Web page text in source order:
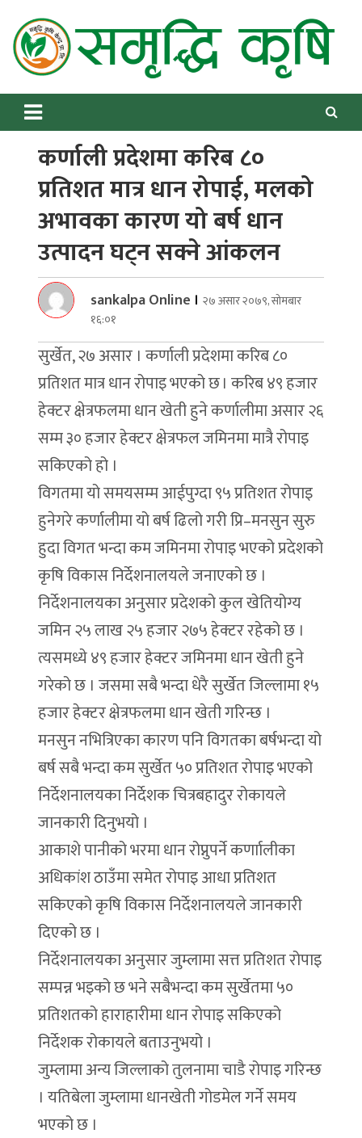
to
content
Samriddhikrishi
Online News Portal
कर्णाली प्रदेशमा करिब ८०
प्रतिशत मात्र धान रोपाई, मलको
अभावका कारण यो बर्ष धान
उत्पादन घट्न सक्ने आंकलन
sankalpa Online । २७ असार २०७९, सोमबार
१६:०१
सुर्खेत, २७ असार । कर्णाली प्रदेशमा करिब ८०
प्रतिशत मात्र धान रोपाइ भएको छ । करिब ४९ हजार
हेक्टर क्षेत्रफलमा धान खेती हुने कर्णालीमा असार २६
सम्म ३० हजार हेक्टर क्षेत्रफल जमिनमा मात्रै रोपाइ
सकिएको हो ।
विगतमा यो समयसम्म आईपुग्दा ९५ प्रतिशत रोपाइ
हुनेगरे कर्णालीमा यो बर्ष ढिलो गरी प्रि–मनसुन सुरु
हुदा विगत भन्दा कम जमिनमा रोपाइ भएको प्रदेशको
कृषि विकास निर्देशनालयले जनाएको छ ।
निर्देशनालयका अनुसार प्रदेशको कुल खेतियोग्य
जमिन २५ लाख २५ हजार २७५ हेक्टर रहेको छ ।
त्यसमध्ये ४९ हजार हेक्टर जमिनमा धान खेती हुने
गरेको छ । जसमा सबै भन्दा धेरै सुर्खेत जिल्लामा १५
हजार हेक्टर क्षेत्रफलमा धान खेती गरिन्छ ।
मनसुन नभित्रिएका कारण पनि विगतका बर्षभन्दा यो
बर्ष सबै भन्दा कम सुर्खेत ५० प्रतिशत रोपाइ भएको
निर्देशनालयका निर्देशक चित्रबहादुर रोकायले
जानकारी दिनुभयो ।
आकाशे पानीको भरमा धान रोप्नुपर्ने कर्णाालीका
अधिकांश ठाउँमा समेत रोपाइ आधा प्रतिशत
सकिएको कृषि विकास निर्देशनालयले जानकारी
दिएको छ ।
निर्देशनालयका अनुसार जुम्लामा सत्त प्रतिशत रोपाइ
सम्पन्न भइको छ भने सबैभन्दा कम सुर्खेतमा ५०
प्रतिशतको हाराहारीमा धान रोपाइ सकिएको
निर्देशक रोकायले बताउनुभयो ।
जुम्लामा अन्य जिल्लाको तुलनामा चाडै रोपाइ गरिन्छ
। यतिबेला जुम्लामा धानखेती गोडमेल गर्ने समय
भएको छ ।